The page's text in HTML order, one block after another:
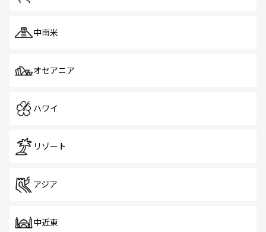
中南米
オセアニア
ハワイ
リゾート
アジア
中近東